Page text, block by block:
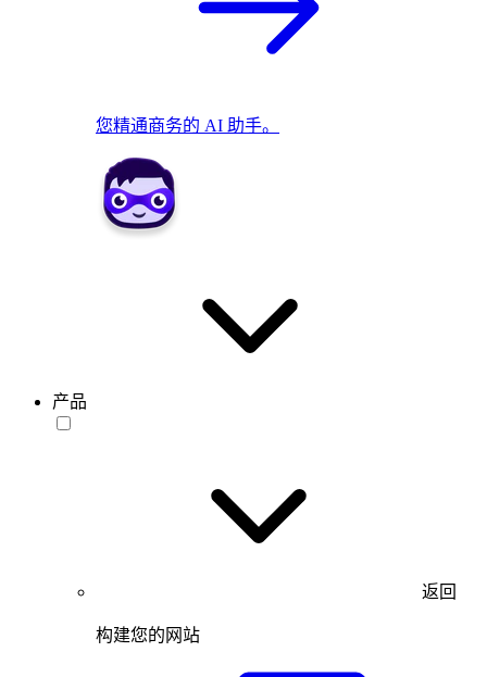
您精通商务的 AI 助手。
产品
返回
构建您的网站